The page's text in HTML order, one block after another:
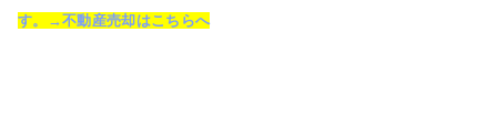
す。→不動産売却はこちらへ